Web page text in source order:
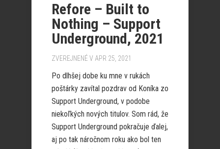
Refore – Built to
Nothing – Support
Underground, 2021
ZVEREJNENÉ V APR 25, 2021
Po dlhšej dobe ku mne v rukách
poštárky zavítal pozdrav od Koníka zo
Support Underground, v podobe
niekoľkých nových titulov. Som rád, že
Support Underground pokračuje ďalej,
aj po tak náročnom roku ako bol ten